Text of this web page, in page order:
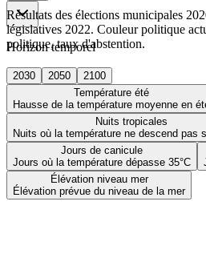
Horizon temporel
2030 2050
2100
Température été
Hausse de la température moyenne en
Nuits tropicales
Nuits où la température ne descend pas
Jours de canicule
Jours où la température dépasse 35°C
Élévation niveau mer
Élévation prévue du niveau de la mer
Résultats des élections municipales
législatives 2022. Couleur politique
politique, taux d'abstention.